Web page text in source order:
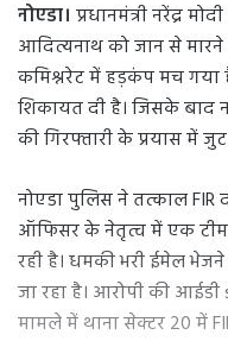
नोएडा। प्रधानमंत्री नरेंद्र
आदित्यनाथ को जान से
कमिश्नरेट में हड़कंप मच गया
शिकायत दी है। जिसके बाद
की गिरफ्तारी के प्रयास में
नोएडा पुलिस ने तत्काल FIR
ऑफिसर के नेतृत्व में एक
रही है। धमकी भरी ईमेल
जा रहा है। आरोपी की
मामले में थाना सेक्टर 20 में